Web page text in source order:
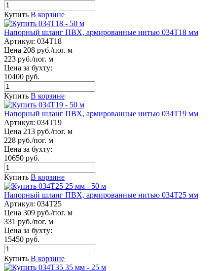
Купить В корзине
Напорный шланг ПВХ, армированные нитью 034Т18 мм
Артикул: 034Т18
Цена 208 руб./пог. м
223 руб./пог. м
Цена за бухту:
10400 руб.
Купить В корзине
Напорный шланг ПВХ, армированные нитью 034Т19 мм
Артикул: 034Т19
Цена 213 руб./пог. м
228 руб./пог. м
Цена за бухту:
10650 руб.
Купить В корзине
Напорный шланг ПВХ, армированные нитью 034Т25 мм
Артикул: 034Т25
Цена 309 руб./пог. м
331 руб./пог. м
Цена за бухту:
15450 руб.
Купить В корзине